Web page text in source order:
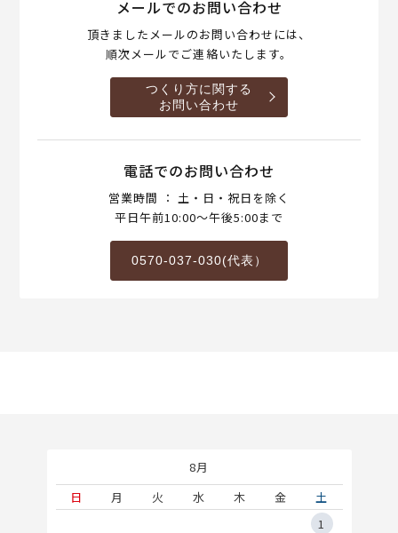
メールでのお問い合わせ
頂きましたメールのお問い合わせには、
順次メールでご連絡いたします。
つくり方に関する
お問い合わせ
電話でのお問い合わせ
営業時間 ： 土・日・祝日を除く
平日午前10:00～午後5:00まで
0570-037-030(代表）
8月
日
月 火 水 木 金
土
1